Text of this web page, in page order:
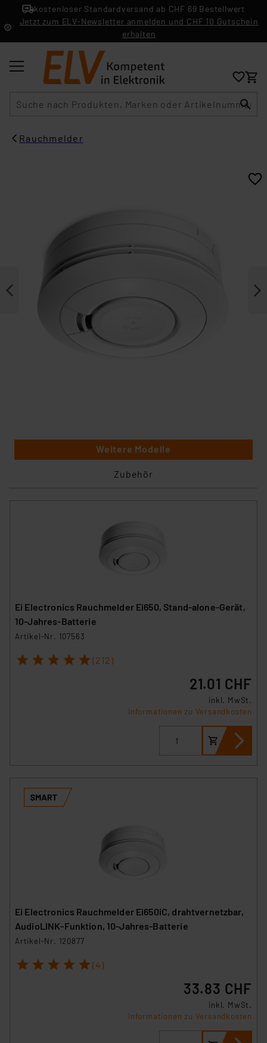
kostenloser Standardversand ab CHF 69 Bestellwert
Jetzt zum ELV-Newsletter anmelden und CHF 10 Gutschein
erhalten
Rauchmelder
Weitere Modelle
Zubehör
Ei Electronics Rauchmelder Ei650, Stand-alone-Gerät,
10-Jahres-Batterie
Artikel-Nr. 107563
1 2 3 4 5 (212)
21.01 CHF
inkl. MwSt.
Informationen zu Versandkosten
Ei Electronics Rauchmelder Ei650iC, drahtvernetzbar,
AudioLINK-Funktion, 10-Jahres-Batterie
Artikel-Nr. 120877
1 2 3 4 5 (4)
33.83 CHF
inkl. MwSt.
Informationen zu Versandkosten